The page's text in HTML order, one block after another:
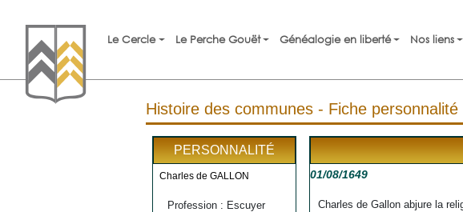
Le Cercle Le Perche Gouët Généalogie en liberté Nos liens
Histoire des communes - Fiche personnalité
PERSONNALITÉ
Charles de GALLON
Profession : Escuyer
01/08/1649
Charles de Gallon abjure la